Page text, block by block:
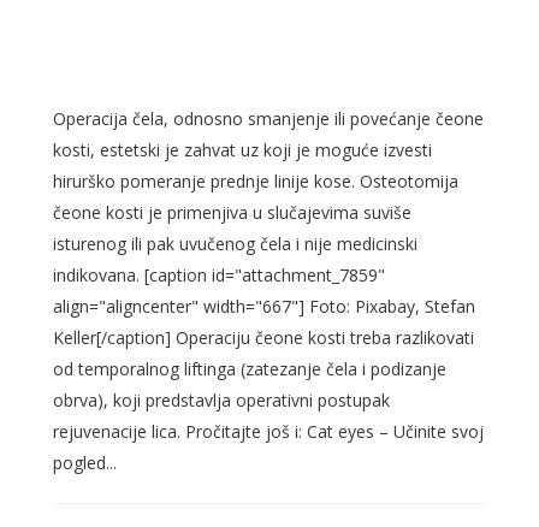
Operacija čela, odnosno smanjenje ili povećanje čeone
kosti, estetski je zahvat uz koji je moguće izvesti
hirurško pomeranje prednje linije kose. Osteotomija
čeone kosti je primenjiva u slučajevima suviše
isturenog ili pak uvučenog čela i nije medicinski
indikovana. [caption id="attachment_7859"
align="aligncenter" width="667"] Foto: Pixabay, Stefan
Keller[/caption] Operaciju čeone kosti treba razlikovati
od temporalnog liftinga (zatezanje čela i podizanje
obrva), koji predstavlja operativni postupak
rejuvenacije lica. Pročitajte još i: Cat eyes – Učinite svoj
pogled...